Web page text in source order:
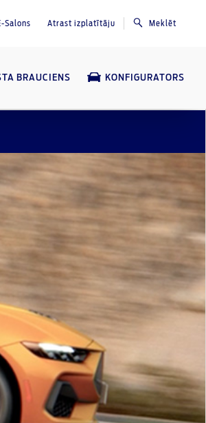
Salons Atrast izplatītāju Meklēt
BRAUCIENS KONFIGURATORS